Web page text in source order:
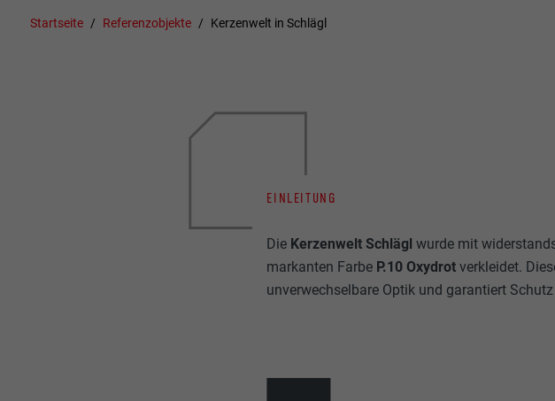
Startseite Referenzobjekte Kerzenwelt in Schlägl
EINLEITUNG
Die Kerzenwelt Schlägl wurde mit
markanten Farbe P.10 Oxydrot verkleidet.
unverwechselbare Optik und garantiert